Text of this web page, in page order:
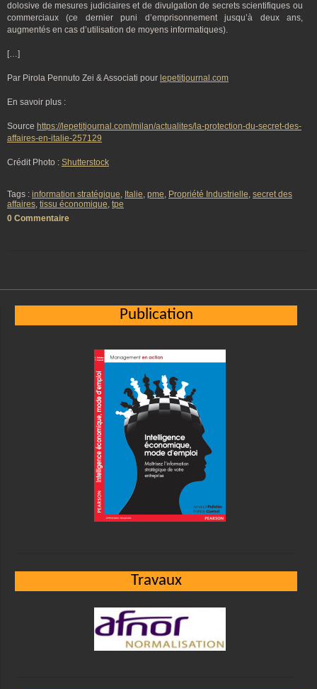
dolosive de mesures judiciaires et de divulgation de secrets scientifiques ou
commerciaux (ce dernier puni d’emprisonnement jusqu’à deux ans,
augmentés en cas d’utilisation de moyens informatiques).
[…]
Par Pirola Pennuto Zei & Associati pour lepetitjournal.com
En savoir plus :
Source https://lepetitjournal.com/milan/actualites/la-protection-du-secret-des-
affaires-en-italie-257129
Crédit Photo : Shutterstock
Tags : information stratégique, Italie, pme, Propriété Industrielle, secret des
affaires, tissu économique, tpe
0 Commentaire
Publication
Travaux